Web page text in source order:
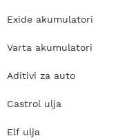
Exide akumulatori
Varta akumulatori
Aditivi za auto
Castrol ulja
Elf ulja